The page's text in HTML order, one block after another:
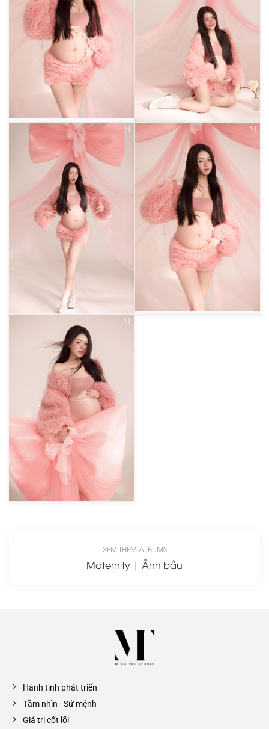
XEM THÊM ALBUMS
Maternity | Ảnh bầu
Hành tình phát triển
Tầm nhìn - Sứ mệnh
Giá trị cốt lõi